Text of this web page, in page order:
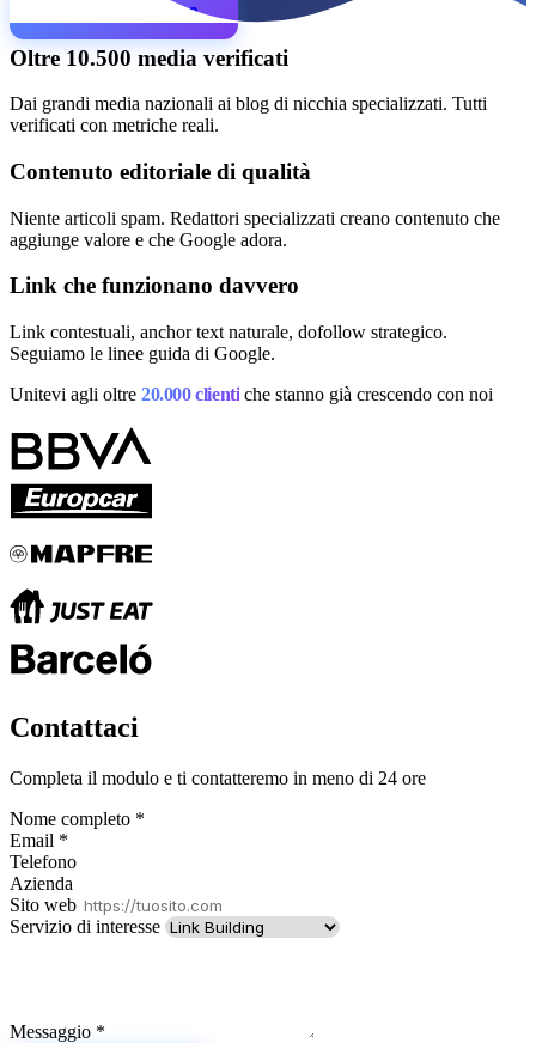
Lingua
🇪🇸 ES🇬🇧 EN🇫🇷 FR🇩🇪 DE
Accedi
Inizia campagna
Oltre 10.500 media verificati
Dai grandi media nazionali ai blog di nicchia specializzati. Tutti
verificati con metriche reali.
Contenuto editoriale di qualità
Niente articoli spam. Redattori specializzati creano contenuto che
aggiunge valore e che Google adora.
Link che funzionano davvero
Link contestuali, anchor text naturale, dofollow strategico.
Seguiamo le linee guida di Google.
Unitevi agli oltre 20.000 clienti che stanno già crescendo con noi
Contattaci
Completa il modulo e ti contatteremo in meno di 24 ore
Nome completo *
Email *
Telefono
Azienda
Sito web
Servizio di interesse
Messaggio *